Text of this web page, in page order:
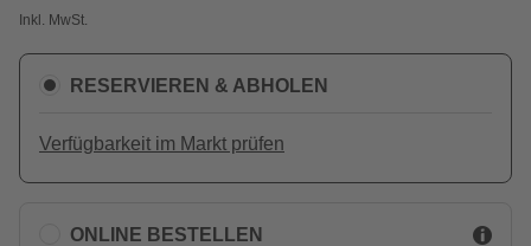
Inkl. MwSt.
RESERVIEREN & ABHOLEN
Verfügbarkeit im Markt prüfen
ONLINE BESTELLEN